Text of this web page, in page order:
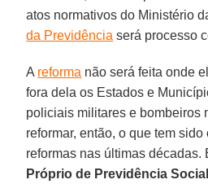
atos normativos do Ministério
da Previdência será processo
A reforma não será feita onde
fora dela os Estados e
policiais militares e bombeiros
reformar, então, o que tem
reformas nas últimas décadas.
Próprio de Previdência Social